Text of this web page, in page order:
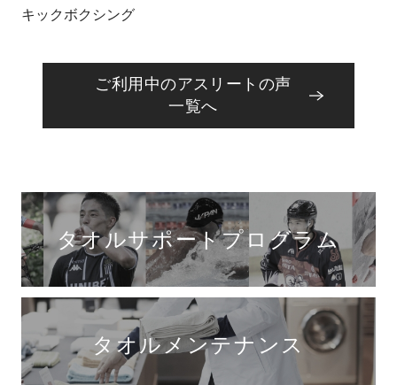
キックボクシング
ご利用中のアスリートの声
一覧へ
タオルサポートプログラム
タオルメンテナンス